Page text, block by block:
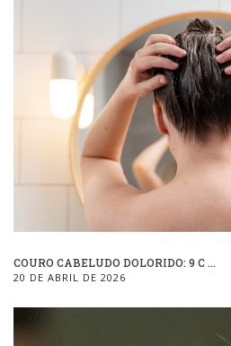
COURO CABELUDO DOLORIDO: 9 C ...
20 DE ABRIL DE 2026